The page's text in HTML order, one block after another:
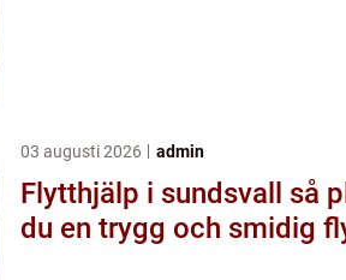
03 augusti 2026 admin
Flytthjälp i sundsvall så planerar
du en trygg och smidig